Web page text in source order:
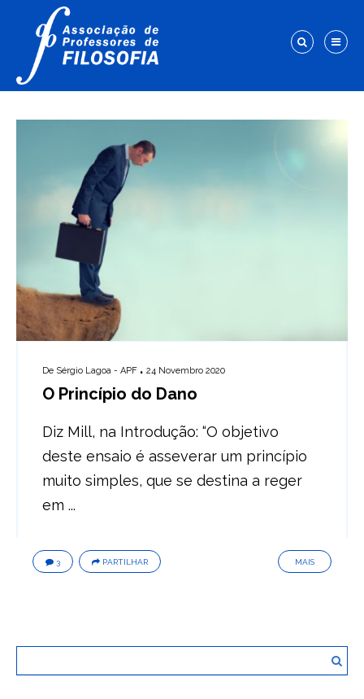
De Sérgio Lagoa - APF 24 Novembro 2020
O Princípio do Dano
Diz Mill, na Introdução: “O objetivo
deste ensaio é asseverar um princípio
muito simples, que se destina a reger
em ...
3 PARTILHAR MAIS